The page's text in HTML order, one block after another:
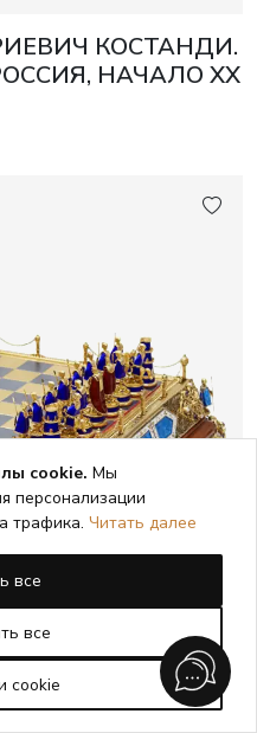
КОСТАНДИ.
НАЧАЛО XX
В СТИЛЕ
cookie. Мы
персонализации
трафика. Читать далее
все
все
cookie